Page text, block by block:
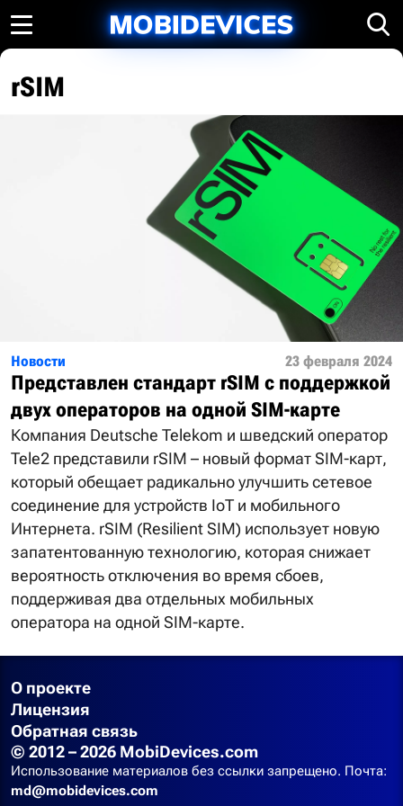
rSIM
Новости 23 февраля 2024
Представлен стандарт rSIM с поддержкой
двух операторов на одной SIM-карте
Компания Deutsche Telekom и шведский оператор
Tele2 представили rSIM – новый формат SIM-карт,
который обещает радикально улучшить сетевое
соединение для устройств IoT и мобильного
Интернета. rSIM (Resilient SIM) использует новую
запатентованную технологию, которая снижает
вероятность отключения во время сбоев,
поддерживая два отдельных мобильных
оператора на одной SIM-карте.
О проекте
Лицензия
Обратная связь
© 2012 – 2026 MobiDevices.com
Использование материалов без ссылки запрещено. Почта:
md@mobidevices.com